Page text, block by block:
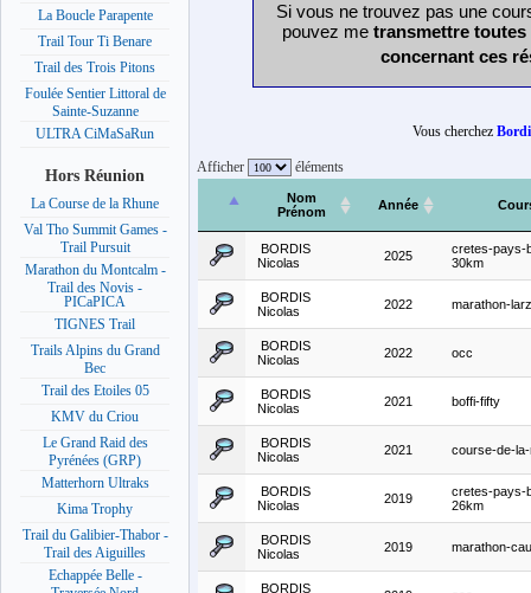
La Boucle Parapente
Trail Tour Ti Benare
Trail des Trois Pitons
Foulée Sentier Littoral de
Sainte-Suzanne
ULTRA CiMaSaRun
Hors Réunion
La Course de la Rhune
Val Tho Summit Games -
Trail Pursuit
Marathon du Montcalm -
Trail des Novis -
PICaPICA
TIGNES Trail
Trails Alpins du Grand
Bec
Trail des Etoiles 05
KMV du Criou
Le Grand Raid des
Pyrénées (GRP)
Matterhorn Ultraks
Kima Trophy
Trail du Galibier-Thabor -
Trail des Aiguilles
Echappée Belle -
Si vous ne trouvez pas une
pouvez me transmettre
concernant ces
Vous cherchez
Afficher éléments
Nom
Prénom
Année
BORDIS
Nicolas
2025
cretes-pays-
30km
BORDIS
Nicolas
2022 marathon-
BORDIS
Nicolas
2022 occ
BORDIS
Nicolas
2021 boffi-fifty
BORDIS
Nicolas
2021 course-de-
BORDIS
Nicolas
2019
cretes-pays-
26km
BORDIS
Nicolas
2019 marathon-
BORDIS